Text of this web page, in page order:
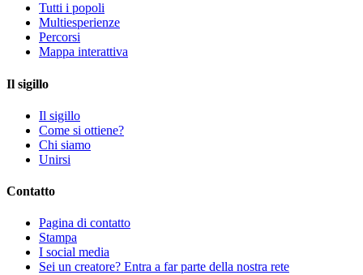
Tutti i popoli
Multiesperienze
Percorsi
Mappa interattiva
Il sigillo
Il sigillo
Come si ottiene?
Chi siamo
Unirsi
Contatto
Pagina di contatto
Stampa
I social media
Sei un creatore? Entra a far parte della nostra rete